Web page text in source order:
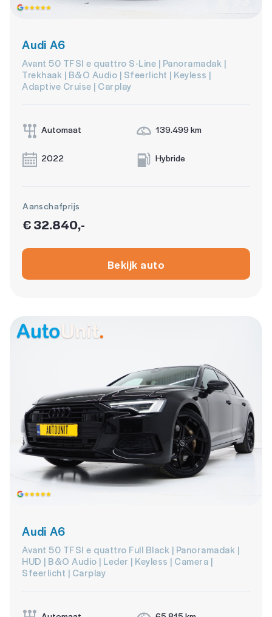
Audi A6
Avant 50 TFSI e quattro S-Line | Panoramadak |
Trekhaak | B&O Audio | Sfeerlicht | Keyless |
Adaptive Cruise | Carplay
Automaat 139.499 km
2022 Hybride
Aanschafprijs
€ 32.840,-
Bekijk auto
Audi A6
Avant 50 TFSI e quattro Full Black | Panoramadak |
HUD | B&O Audio | Leder | Keyless | Camera |
Sfeerlicht | Carplay